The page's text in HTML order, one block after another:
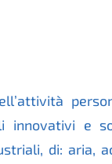
innovativi e
di: aria,